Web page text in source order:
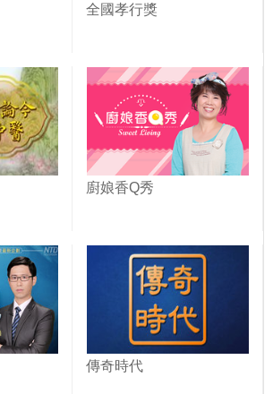
全國孝行獎
廚娘香Q秀
傳奇時代